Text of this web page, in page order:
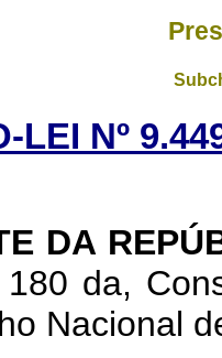
LEI Nº
DA
da,
Nacional